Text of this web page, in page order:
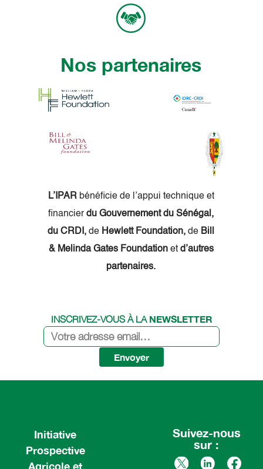
Nos partenaires
L’IPARbénéficie de l’appui technique et
financierdu Gouvernement du Sénégal,
du CRDI, de Hewlett Foundation, de Bill
& Melinda Gates Foundation et d’autres
partenaires.
INSCRIVEZ-VOUS À LA NEWSLETTER
Envoyer
Initiative
Prospective
Agricole et
Suivez-nous
sur :